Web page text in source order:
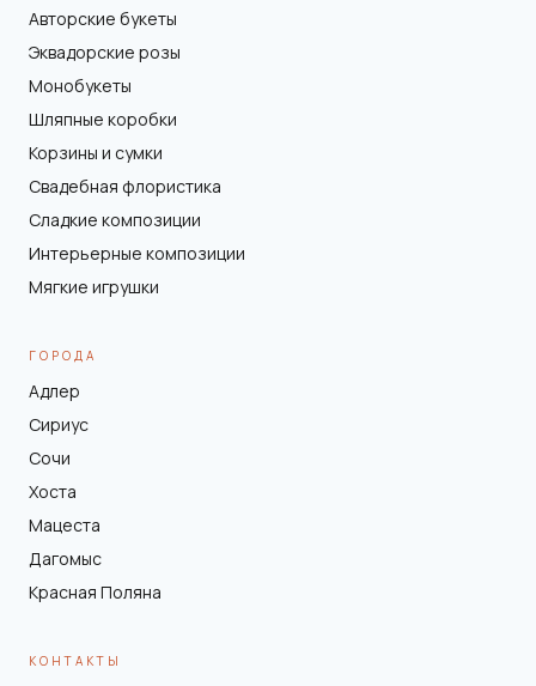
Авторские букеты
Эквадорские розы
Монобукеты
Шляпные коробки
Корзины и сумки
Свадебная флористика
Сладкие композиции
Интерьерные композиции
Мягкие игрушки
ГОРОДА
Адлер
Сириус
Сочи
Хоста
Мацеста
Дагомыс
Красная Поляна
КОНТАКТЫ